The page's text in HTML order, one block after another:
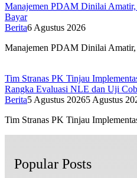
Manajemen PDAM Dinilai
Bayar
Berita6 Agustus 2026
Manajemen PDAM Dinilai
Tim Stranas PK Tinjau
Rangka Evaluasi NLE dan Uji
Berita5 Agustus 20265 Agustus
Tim Stranas PK Tinjau
Popular Posts